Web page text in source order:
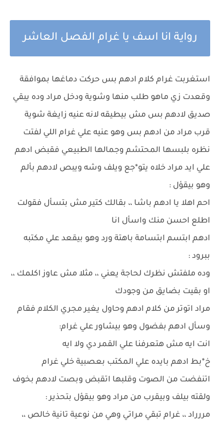
رواية انا اسف يا غرام الفصل العاشر
استغربت غرام كلام ادهم بس حركت دماغها بموافقة
وقعدت زي ماهو طلب منها وشوية ودخل مراد وده يبقي
صديق لادهم بس مش بيطيقه لانه عنيه زايغة شوية
قرب مراد من ادهم بس وهو عنيه علي غرام اللي لفتت
نظره بلبسها المحتشم وجمالها الطبيعي فقبض ادهم
علي ايد مراد خلاه يتو*جع ويلف وشه ويبص لادهم بألم
وهو بيقؤل :
احم اهلا يا ادهم باشا ،، بقالك كتير مش بتسأل فقولت
اطلع احسن منك واسأل انا
ادهم ابتسم ابتسامة باهتة ورد وهو بيقعد علي مكتبه
ببرود :
وده ملفتش نظرك لحاجة يعني ،، مثلا مش عاوز اكلمك ،،
او بقيت بضايق من وجودك
مراد اتوتر من كلام ادهم وحاول يغير مجري الكلام فقام
وسأل ادهم بفضول وهو بيشاور علي غرام:
انت ايه مش هتعرفنا علي القمر دي ولا ايه
خ*بط ادهم بايده علي المكتب بعصبية خلي غرام
اتنفضت من الصوت وقلبها اتقبض وبصت لادهم بخوف
ولقته بيلف وبيقرب من مراد وهو بيقؤل بتحذير :
مررراد ،، غرام تبقي مراتي وهي من نوعية تانية خالص ،،